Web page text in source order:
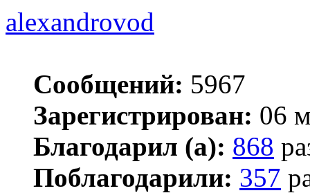
alexandrovod
Сообщений: 5967
Зарегистрирован: 06
Благодарил (а): 868
Поблагодарили: 357